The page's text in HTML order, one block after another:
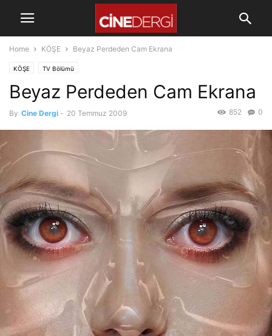
Home KÖŞE Beyaz Perdeden Cam Ekrana
KÖŞE TV Bölümü
Beyaz Perdeden Cam Ekrana
By Cine Dergi - 20 Temmuz 2009 0
852